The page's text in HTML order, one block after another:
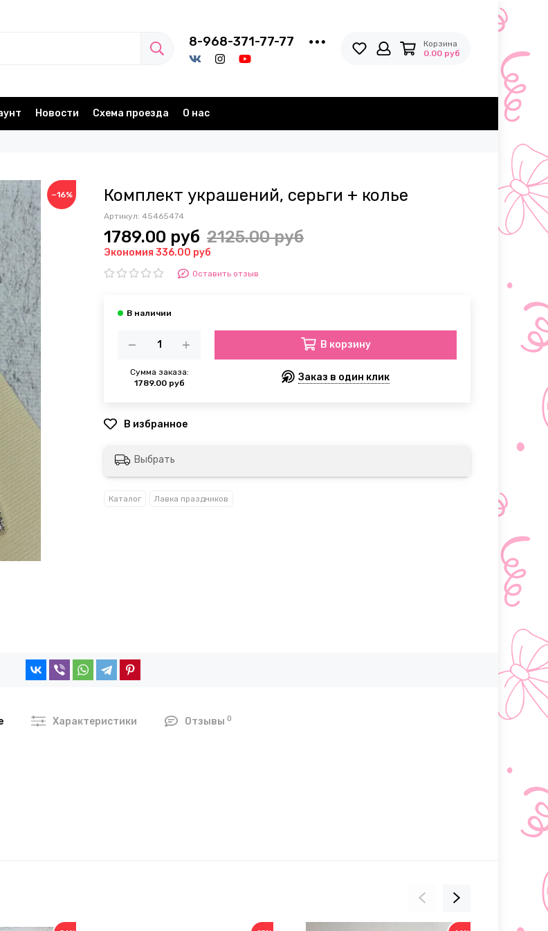
8-968-371-77-77
Корзина
0.00 руб
Новости Схема проезда О нас
−16% Комплект украшений, серьги + колье
Артикул: 45465474
1789.00 руб 2125.00 руб
Экономия 336.00 руб
Оставить отзыв
Сумма заказа:
1789.00 руб
В корзину
Заказ в один клик
Выбрать
Каталог Лавка праздников
Характеристики Отзывы 0